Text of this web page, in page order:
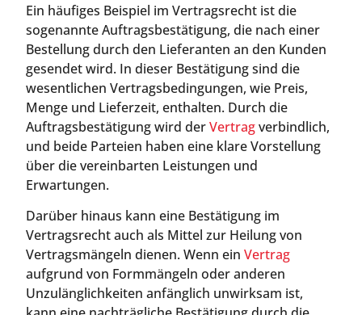
Ein häufiges Beispiel im Vertragsrecht ist die
sogenannte Auftragsbestätigung, die nach einer
Bestellung durch den Lieferanten an den Kunden
gesendet wird. In dieser Bestätigung sind die
wesentlichen Vertragsbedingungen, wie Preis,
Menge und Lieferzeit, enthalten. Durch die
Auftragsbestätigung wird derVertragverbindlich,
und beide Parteien haben eine klare Vorstellung
über die vereinbarten Leistungen und
Erwartungen.
Darüber hinaus kann eine Bestätigung im
Vertragsrecht auch als Mittel zur Heilung von
Vertragsmängeln dienen. Wenn ein Vertrag
aufgrund von Formmängeln oder anderen
Unzulänglichkeiten anfänglich unwirksam ist,